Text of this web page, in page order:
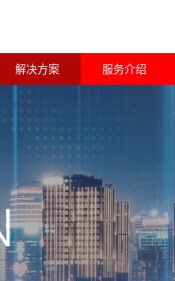
解决方案 服务介绍